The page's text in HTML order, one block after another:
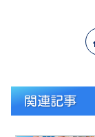
関連記事